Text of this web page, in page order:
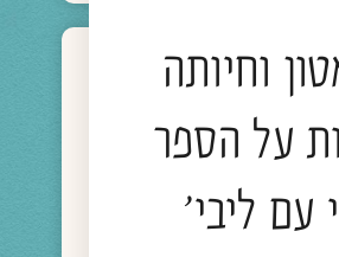
וחיותה
על הספר
עם ליבי'